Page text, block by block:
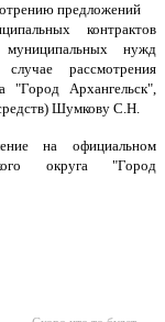
предложений
контрактов
муниципальных нужд
рассмотрения
"Город Архангельск",
Шумкову С.Н.
на официальном
округа "Город